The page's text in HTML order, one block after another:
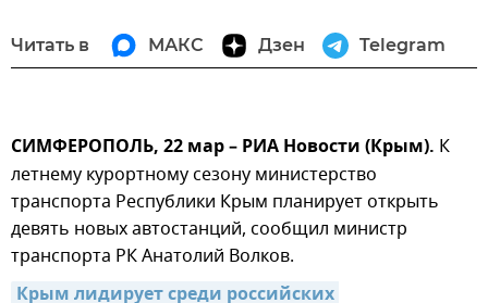
Читать в МАКС Дзен Telegram
СИМФЕРОПОЛЬ, 22 мар – РИА Новости (Крым). К
летнему курортному сезону министерство
транспорта Республики Крым планирует открыть
девять новых автостанций, сообщил министр
транспорта РК Анатолий Волков.
Крым лидирует среди российских